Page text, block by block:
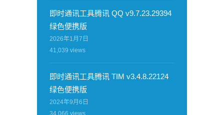
即时通讯工具腾讯 QQ v9.7.23.29394
绿色便携版
2026年1月7日
41,039 views
即时通讯工具腾讯 TIM v3.4.8.22124
绿色便携版
2024年9月6日
34,066 views